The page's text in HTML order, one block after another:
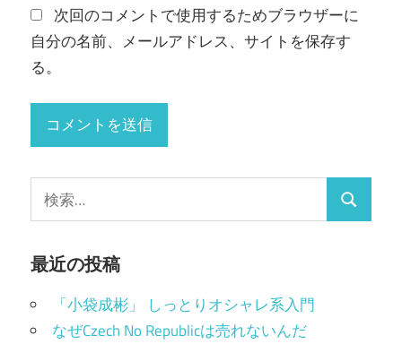
次回のコメントで使用するためブラウザーに
自分の名前、メールアドレス、サイトを保存す
る。
索:
検
最近の投稿
「小袋成彬」 しっとりオシャレ系入門
なぜCzech No Republicは売れないんだ